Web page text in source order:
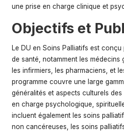
une prise en charge clinique et
Objectifs et
Le DU en Soins Palliatifs est
de santé, notamment les médecins
les infirmiers, les pharmaciens, et
programme couvre une large
généralités et aspects culturels
en charge psychologique,
incluent également les soins
non cancéreuses, les soins